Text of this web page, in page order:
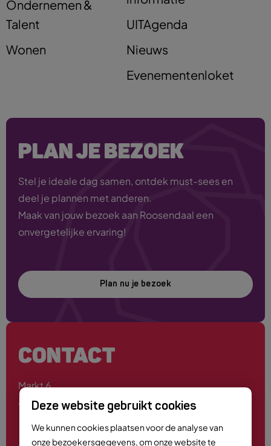
Deze website gebruikt cookies
We kunnen cookies plaatsen voor de analyse van
onze bezoekersgegevens, om onze website te
Ondernemen &
Talent
Wonen
UITAgenda
Nieuws
Evenementenloket
PLAN JE BEZOEK
Stel je ideale dag samen, ontdek must-sees en
deel je plannen met anderen.
Maak van jouw bezoek aan Roosendaal een
onvergetelijke ervaring!
Plan nu je bezoek
CONTACT
Markt 6
4701 PE Roosendaal